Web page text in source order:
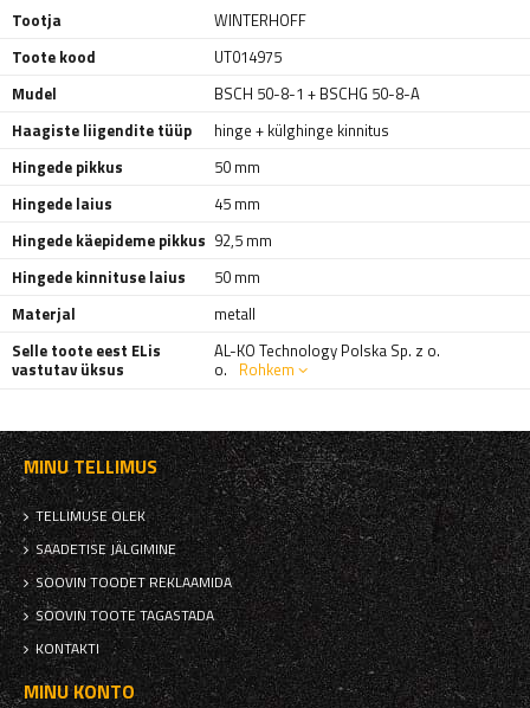
Tootja
WINTERHOFF
Toote kood
UT014975
Mudel
BSCH 50-8-1 + BSCHG 50-8-A
Haagiste liigendite tüüp
hinge + külghinge kinnitus
Hingede pikkus
50 mm
Hingede laius
45 mm
Hingede käepideme pikkus 92,5 mm
Hingede kinnituse laius
50 mm
Materjal
metall
Selle toote eest ELis
vastutav üksus
AL-KO Technology Polska Sp. z o.
o. Rohkem
MINU TELLIMUS
TELLIMUSE OLEK
SAADETISE JÄLGIMINE
SOOVIN TOODET REKLAAMIDA
SOOVIN TOOTE TAGASTADA
KONTAKTI
MINU KONTO